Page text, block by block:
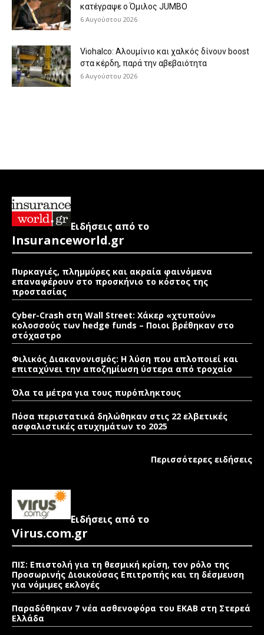
κατέγραψε ο Όμιλος JUMBO
6 Αυγούστου 2026
Viohalco: Aλουμίνιο και χαλκός δίνουν boost
στα κέρδη, παρά την αβεβαιότητα
6 Αυγούστου 2026
Ειδήσεις από το
Insuranceworld.gr
Πυρκαγιές, πλημμύρες και ακραία φαινόμενα
επαναφέρουν στο προσκήνιο το κόστος της
προστασίας
Cyber-Crash στη Wall Street: Χάκερ «χτυπούν»
κολοσσούς των hedge funds – Ποιοι βρέθηκαν στο
στόχαστρο
Φιλικός Διακανονισμός: Η λύση που απλοποιεί και
επιταχύνει την αποζημίωση ύστερα από τροχαίο
Όλα τα μέτρα για τους πυρόπληκτους
Πόσα περιστατικά δηλώθηκαν στις 22 ελβετικές
ασφαλιστικές ατυχημάτων το 2025
Περισσότερες ειδήσεις
Ειδήσεις από το
Virus.com.gr
ΠΙΣ: Επιστολή για τη θεσμική κρίση, τον ρόλο της
Προσωρινής Διοικούσας Επιτροπής και τη δέσμευση
για νόμιμες εκλογές
Παραδόθηκαν 7 νέα ασθενοφόρα του ΕΚΑΒ στη Στερεά
Ελλάδα